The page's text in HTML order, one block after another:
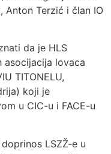
Anton Terzić i član IO
da je HLS
asocijacija lovaca
TITONELU,
koji je
u CIC-u i FACE-u
LSZŽ-e u